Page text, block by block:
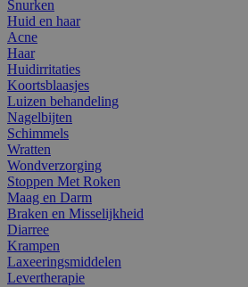
Snurken
Huid en haar
Acne
Haar
Huidirritaties
Koortsblaasjes
Luizen behandeling
Nagelbijten
Schimmels
Wratten
Wondverzorging
Stoppen Met Roken
Maag en Darm
Braken en Misselijkheid
Diarree
Krampen
Laxeeringsmiddelen
Levertherapie